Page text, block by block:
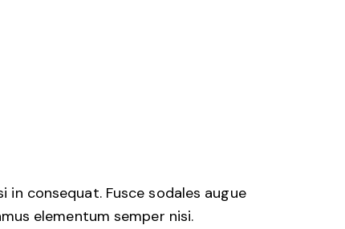
consequat. Fusce sodales augue
elementum semper nisi.